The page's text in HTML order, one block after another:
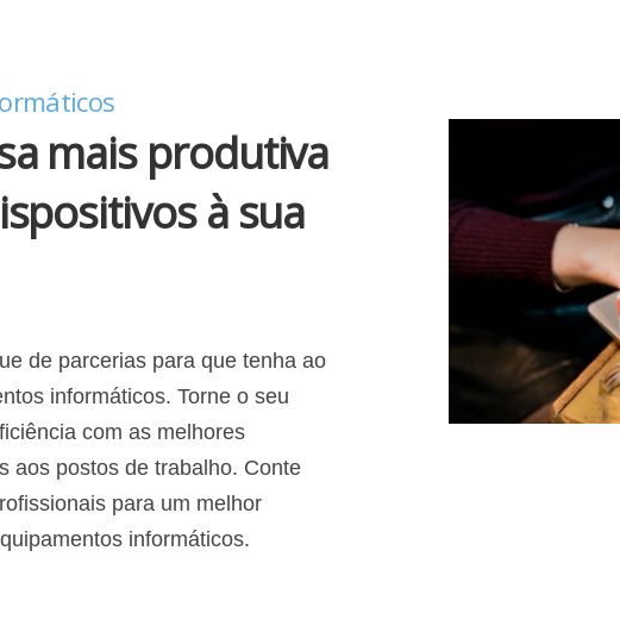
mais produtiva
à sua
de parcerias para que tenha ao
informáticos. Torne o seu
com as melhores
aos postos de trabalho. Conte
para um melhor
informáticos.